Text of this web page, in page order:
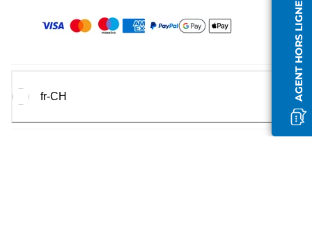
AGENT HORS LIGNE
fr-CH